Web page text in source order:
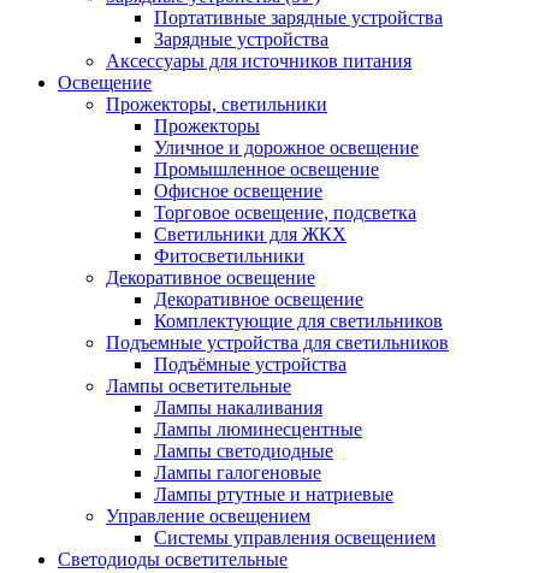
Портативные зарядные устройства
Зарядные устройства
Аксессуары для источников питания
Освещение
Прожекторы, светильники
Прожекторы
Уличное и дорожное освещение
Промышленное освещение
Офисное освещение
Торговое освещение, подсветка
Светильники для ЖКХ
Фитосветильники
Декоративное освещение
Декоративное освещение
Комплектующие для светильников
Подъемные устройства для светильников
Подъёмные устройства
Лампы осветительные
Лампы накаливания
Лампы люминесцентные
Лампы светодиодные
Лампы галогеновые
Лампы ртутные и натриевые
Управление освещением
Системы управления освещением
Светодиоды осветительные